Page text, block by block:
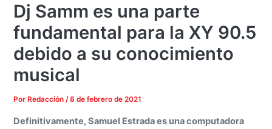
Dj Samm es una parte
fundamental para la XY 90.5
debido a su conocimiento
musical
Por Redacción/8 de febrero de 2021
Definitivamente, Samuel Estrada es una computadora